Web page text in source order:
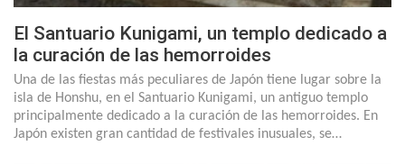
El Santuario Kunigami, un templo dedicado a
la curación de las hemorroides
Una de las fiestas más peculiares de Japón tiene lugar sobre la
isla de Honshu, en el Santuario Kunigami, un antiguo templo
principalmente dedicado a la curación de las hemorroides. En
Japón existen gran cantidad de festivales inusuales, se…